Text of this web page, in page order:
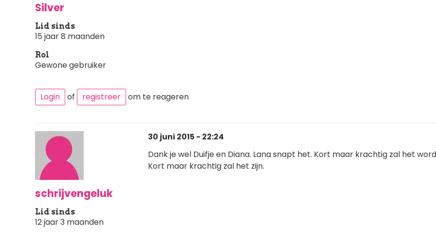
Silver
Lid sinds
15 jaar 8 maanden
Rol
Gewone gebruiker
Login of registreer om te reageren
schrijvengeluk
Lid sinds
12 jaar 3 maanden
30 juni 2015 - 22:24
Dank je wel Duifje en Diana. Lana snapt het. Kort maar krachtig zal het
Kort maar krachtig zal het zijn.